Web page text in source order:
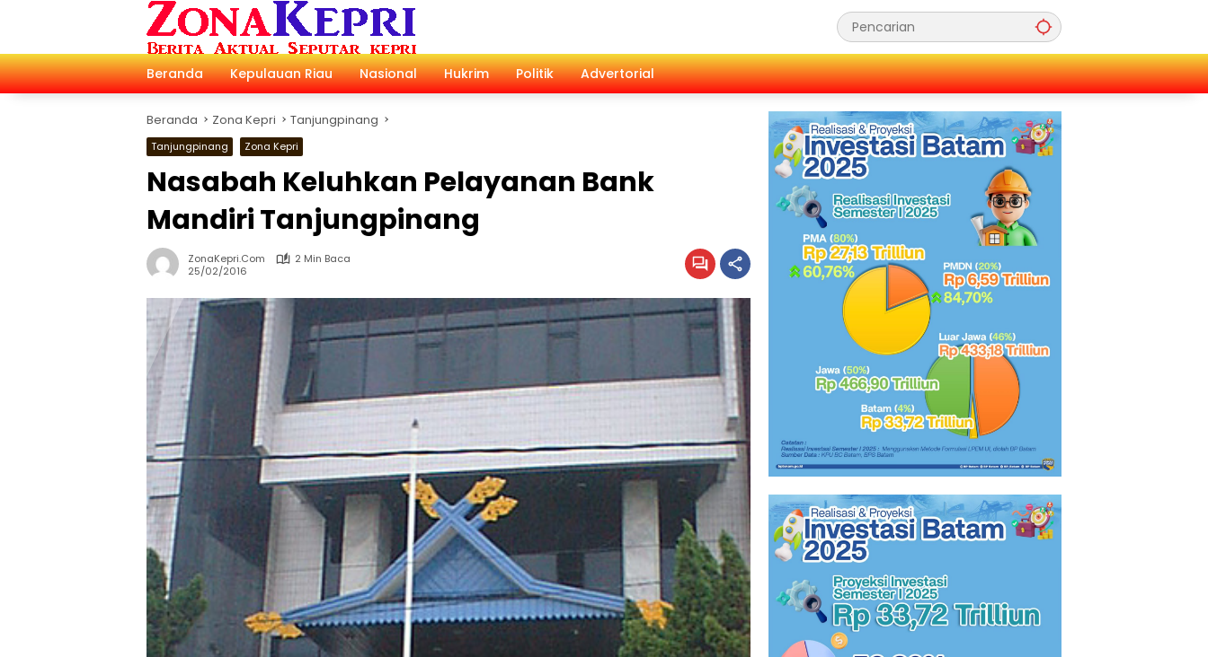
Beranda
Kepulauan Riau Nasional Hukrim Politik Advertorial
Beranda Zona Kepri Tanjungpinang
Tanjungpinang Zona Kepri
Nasabah Keluhkan Pelayanan Bank
Mandiri Tanjungpinang
ZonaKepri.com
2 Min Baca
25/02/2016